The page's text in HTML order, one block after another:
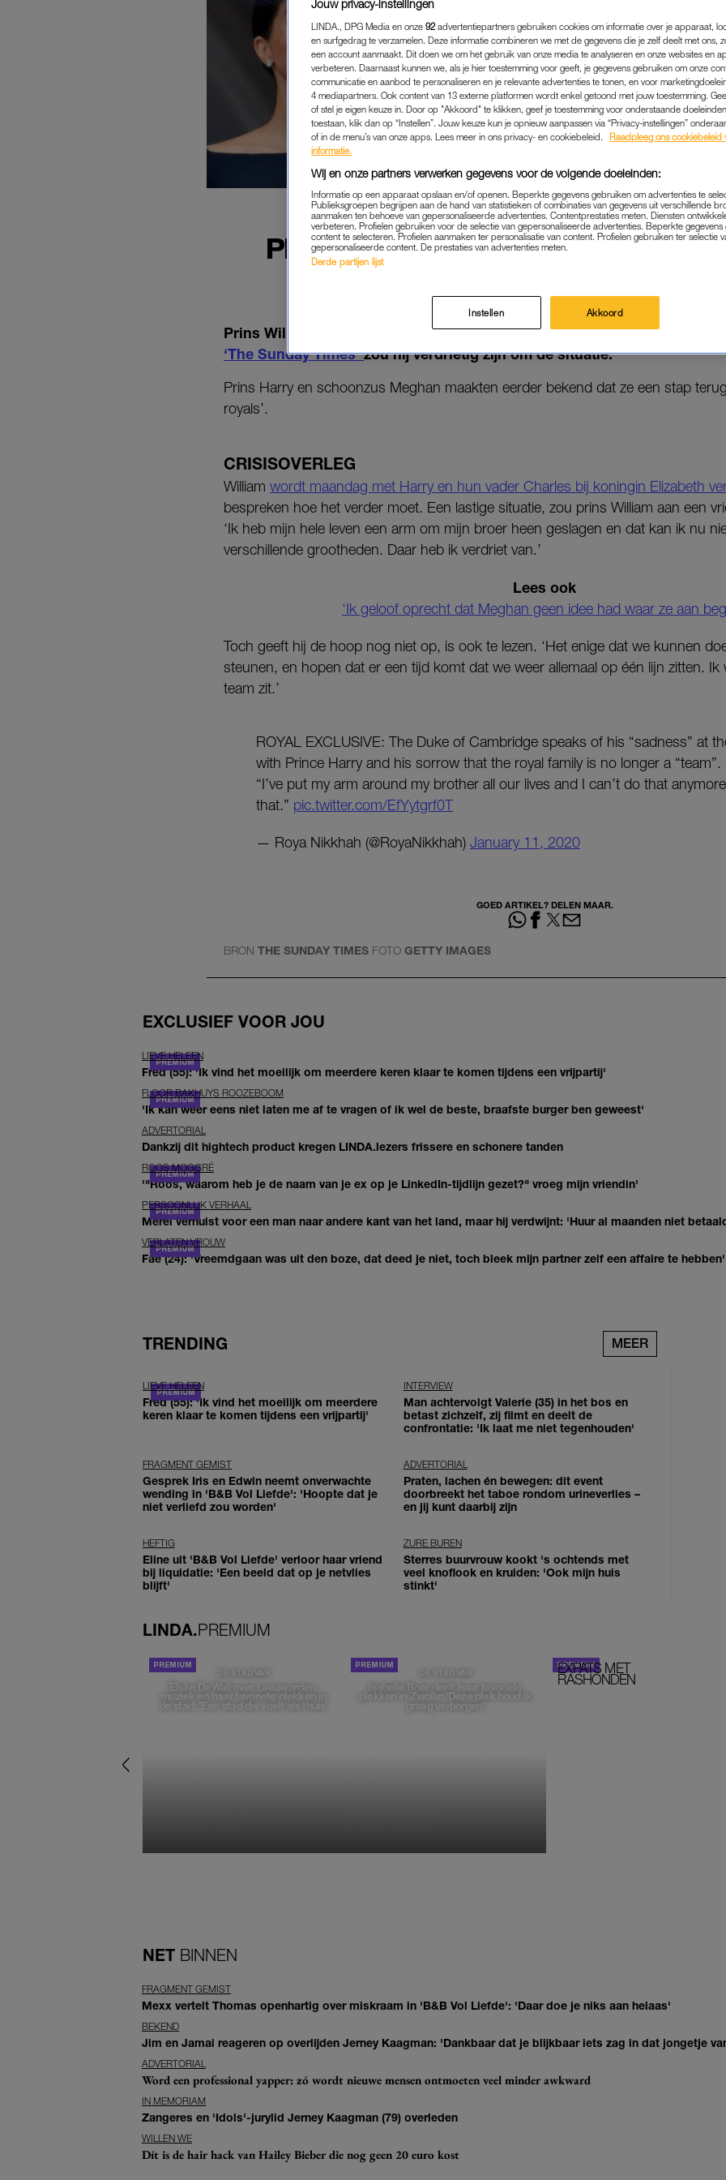
PRINS WILLIAM SPREEKT ZICH
'MEGXIT': 'IK HEB ER
NIEUWS|LINDA.
12-01-2020 | SANNE VAN RIJ
Prins William heeft zich voor het eerst uitgesproken over de
‘The Sunday Times‘zou hij verdrietig zijn om de situatie.
Prins Harry en schoonzus Meghan maakten eerder bekend dat ze een stap
royals’.
CRISISOVERLEG
William wordt maandag met Harry en hun vader Charles bij koningin Elizabeth
bespreken hoe het verder moet. Een lastige situatie, zou prins William aan een
‘Ik heb mijn hele leven een arm om mijn broer heen geslagen en dat kan ik nu
verschillende grootheden. Daar heb ik verdriet van.’
Lees ook
‘Ik geloof oprecht dat Meghan geen idee had waar ze aan
Toch geeft hij de hoop nog niet op, is ook te lezen. ‘Het enige dat we kunnen
steunen, en hopen dat er een tijd komt dat we weer allemaal op één lijn zitten. Ik
team zit.’
ROYAL EXCLUSIVE: The Duke of Cambridge speaks of his “sadness” at
with Prince Harry and his sorrow that the royal family is no longer a “team”.
“I’ve put my arm around my brother all our lives and I can’t do that
that.” pic.twitter.com/EfYytgrf0T
— Roya Nikkhah (@RoyaNikkhah) January 11, 2020
GOED ARTIKEL? DELEN MAAR.
BRON THE SUNDAY TIMES FOTO GETTY IMAGES
EXCLUSIEF VOOR JOU
LIEVE HELEEN
Fred (55): 'Ik vind het moeilijk om meerdere keren klaar te komen tijdens een vrijpartij'
FLOOR BAKHUYS ROOZEBOOM
'Ik kan weer eens niet laten me af te vragen of ik wel de beste, braafste burger ben geweest'
ADVERTORIAL
Dankzij dit hightech product kregen LINDA.lezers frissere en schonere tanden
ROOS MOGGRÉ
'"Roos, waarom heb je de naam van je ex op je LinkedIn-tijdlijn gezet?" vroeg mijn vriendin'
PERSOONLIJK VERHAAL
Merel verhuist voor een man naar andere kant van het land, maar hij verdwijnt: 'Huur al maanden niet
VERLATEN VROUW
Fae (24): 'Vreemdgaan was uit den boze, dat deed je niet, toch bleek mijn partner zelf een affaire te hebben'
TRENDING MEER
LIEVE HELEEN
Fred (55): 'Ik vind het moeilijk om meerdere
keren klaar te komen tijdens een vrijpartij'
INTERVIEW
Man achtervolgt Valerie (35) in het bos en
betast zichzelf, zij filmt en deelt de
confrontatie: 'Ik laat me niet tegenhouden'
FRAGMENT GEMIST
Gesprek Iris en Edwin neemt onverwachte
wending in 'B&B Vol Liefde': 'Hoopte dat je
niet verliefd zou worden'
ADVERTORIAL
Praten, lachen én bewegen: dit event
doorbreekt het taboe rondom urineverlies –
en jij kunt daarbij zijn
HEFTIG
Eline uit 'B&B Vol Liefde' verloor haar vriend
bij liquidatie: 'Een beeld dat op je netvlies
blijft'
ZURE BUREN
Sterres buurvrouw kookt 's ochtends met
veel knoflook en kruiden: 'Ook mijn huis
stinkt'
LINDA.PREMIUM
DE STAD VAN
Elske DeWall over Leeuwarden,
muziek en haar favoriete plekken in
de stad: 'Een stad die voelt als thuis'
DE STAD VAN
Isabelle Boer deelt haar favoriete
plekken in Zwolle: 'Deze plek houd ik
graag verborgen'
EXPATS MET
RASHONDEN
NET BINNEN
FRAGMENT GEMIST
Mexx vertelt Thomas openhartig over miskraam in 'B&B Vol Liefde': 'Daar doe je niks aan helaas'
BEKEND
Jim en Jamai reageren op overlijden Jerney Kaagman: 'Dankbaar dat je blijkbaar iets zag in dat jongetje
ADVERTORIAL
Word een professional yapper: zó wordt nieuwe mensen ontmoeten veel minder awkward
IN MEMORIAM
Zangeres en 'Idols'-jurylid Jerney Kaagman (79) overleden
WILLEN WE
Dít is de hair hack van Hailey Bieber die nog geen 20 euro kost
Jouw privacy-instellingen
LINDA., DPG Media en onze 92 advertentiepartners gebruiken cookies om informatie over je apparaat,
en surfgedrag te verzamelen. Deze informatie combineren we met de gegevens die je zelf deelt met ons,
een account aanmaakt. Dit doen we om het gebruik van onze media te analyseren en onze websites en
verbeteren. Daarnaast kunnen we, als je hier toestemming voor geeft, je gegevens gebruiken om onze
communicatie en aanbod te personaliseren en je relevante advertenties te tonen, en voor
4 mediapartners. Ook content van 13 externe platformen wordt enkel getoond met jouw toestemming.
of stel je eigen keuze in. Door op "Akkoord" te klikken, geef je toestemming voor onderstaande
toestaan, klik dan op “Instellen”. Jouw keuze kun je opnieuw aanpassen via “Privacy-instellingen”
of in de menu’s van onze apps. Lees meer in ons privacy- en cookiebeleid.
Raadpleeg ons cookiebeleid
informatie.
Wij en onze partners verwerken gegevens voor de volgende doeleinden:
Informatie op een apparaat opslaan en/of openen. Beperkte gegevens gebruiken om advertenties te
Publieksgroepen begrijpen aan de hand van statistieken of combinaties van gegevens uit verschillende
aanmaken ten behoeve van gepersonaliseerde advertenties. Contentprestaties meten. Diensten
verbeteren. Profielen gebruiken voor de selectie van gepersonaliseerde advertenties. Beperkte
content te selecteren. Profielen aanmaken ter personalisatie van content. Profielen gebruiken ter selectie
gepersonaliseerde content. De prestaties van advertenties meten.
Derde partijen lijst
Instellen Akkoord